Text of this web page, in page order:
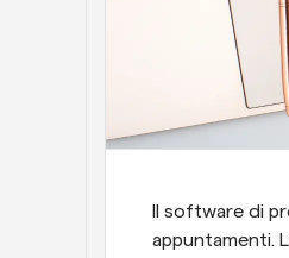
Il software di
appuntamenti.